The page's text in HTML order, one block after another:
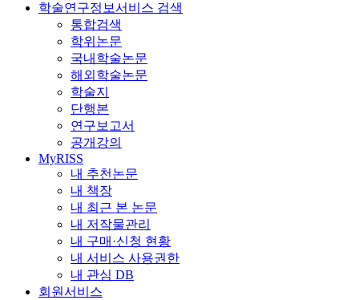
학술연구정보서비스 검색
통합검색
학위논문
국내학술논문
해외학술논문
학술지
단행본
연구보고서
공개강의
MyRISS
내 추천논문
내 책장
내 최근 본 논문
내 저작물관리
내 구매·신청 현황
내 서비스 사용권한
내 관심 DB
회원서비스